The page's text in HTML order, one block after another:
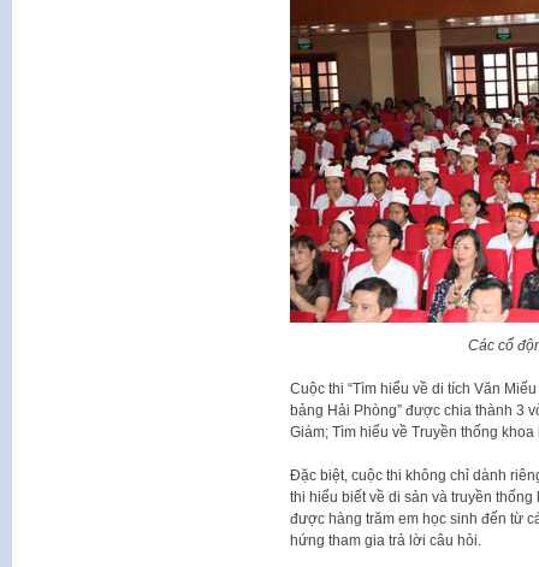
Các cổ
Cuộc thi “Tìm hiểu về di tích Văn
bảng Hải Phòng” được chia thành 3
Giám; Tìm hiểu về Truyền thống
Đặc biệt, cuộc thi không chỉ dành
thi hiểu biết về di sản và truyền
được hàng trăm em học sinh đến từ
hứng tham gia trả lời câu hỏi.